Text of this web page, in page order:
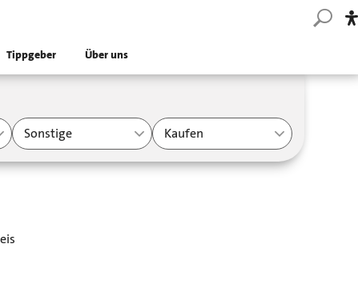
Tippgeber Über uns
Sonstige Kaufen